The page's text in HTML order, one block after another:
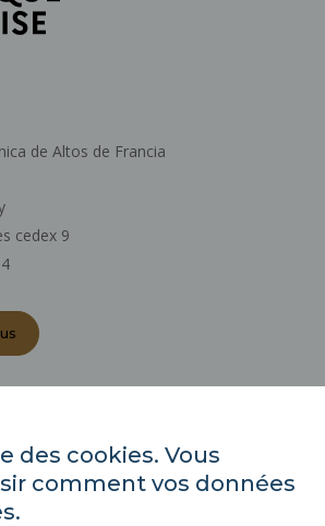
de Altos de Francia
cedex 9
des cookies. Vous
comment vos données